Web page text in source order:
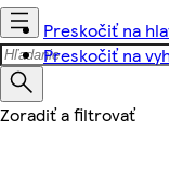
Preskočiť na
Preskočiť na